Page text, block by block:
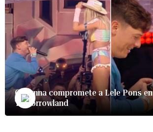
Guaynna compromete a Lele Pons en
Tomorrowland